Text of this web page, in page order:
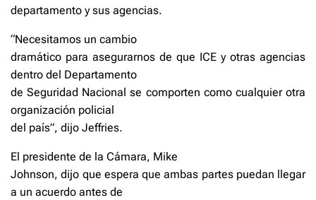
departamento y sus agencias.
“Necesitamos un cambio
dramático para asegurarnos de que ICE y otras agencias
dentro del Departamento
de Seguridad Nacional se comporten como cualquier otra
organización policial
del país”, dijo Jeffries.
El presidente de la Cámara, Mike
Johnson, dijo que espera que ambas partes puedan llegar
a un acuerdo antes de